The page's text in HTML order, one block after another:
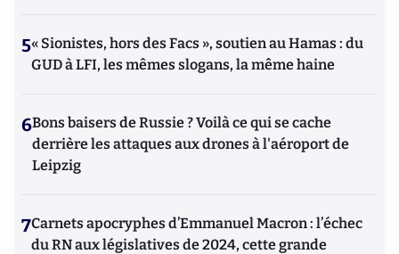
5« Sionistes, hors des Facs », soutien au Hamas : du
GUD à LFI, les mêmes slogans, la même haine
6Bons baisers de Russie ? Voilà ce qui se cache
derrière les attaques aux drones à l'aéroport de
Leipzig
7Carnets apocryphes d’Emmanuel Macron : l’échec
du RN aux législatives de 2024, cette grande